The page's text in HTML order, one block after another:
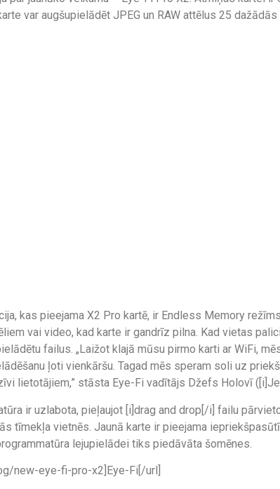
var augšupielādēt JPEG un RAW attēlus 25
kas pieejama X2 Pro kartē, ir Endless Memory
vai video, kad karte ir gandrīz pilna. Kad vietas
failus. „Laižot klajā mūsu pirmo karti ar WiFi,
ļoti vienkāršu. Tagad mēs speram soli uz
lietotājiem,” stāsta Eye-Fi vadītājs Džefs Holovī
ir uzlabota, pieļaujot [i]drag and drop[/i] failu
tīmekļa vietnēs. Jaunā karte ir pieejama
lejupielādei tiks piedāvāta šomēnes.
new-eye-fi-pro-x2]Eye-Fi[/url]